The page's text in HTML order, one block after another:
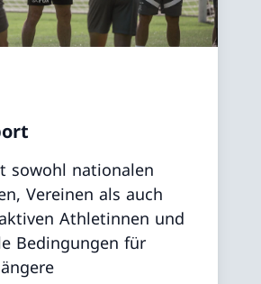
sowohl nationalen
Vereinen als auch
Athletinnen und
Bedingungen für